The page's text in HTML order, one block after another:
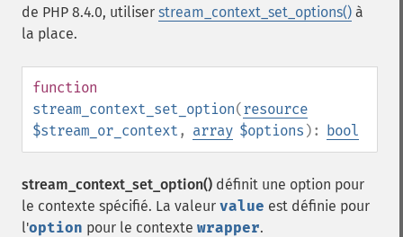
de PHP 8.4.0, utiliser stream_context_set_options() à
la place.
function
stream_context_set_option(resource
$stream_or_context , array $options ): bool
stream_context_set_option() définit une option pour
le contexte spécifié. La valeur value est définie pour
l'option pour le contexte wrapper.